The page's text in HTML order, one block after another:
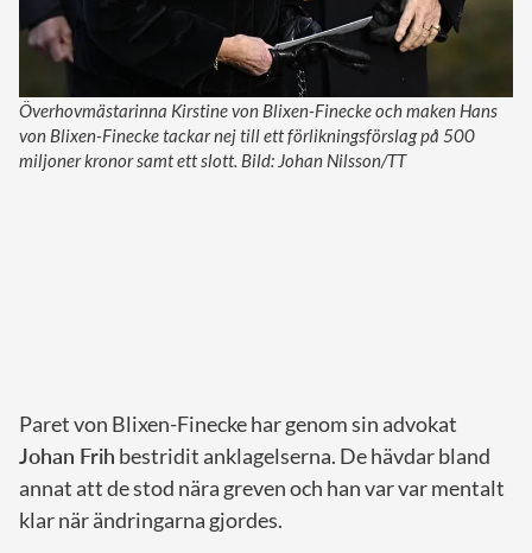
Överhovmästarinna Kirstine von Blixen-Finecke och maken Hans
von Blixen-Finecke tackar nej till ett förlikningsförslag på 500
miljoner kronor samt ett slott. Bild: Johan Nilsson/TT
Paret von Blixen-Finecke har genom sin advokat
Johan Frih bestridit anklagelserna. De hävdar bland
annat att de stod nära greven och han var var mentalt
klar när ändringarna gjordes.